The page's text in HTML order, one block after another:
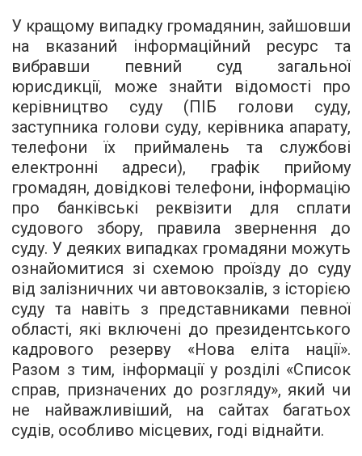
У кращому випадку громадянин, зайшовши
на вказаний інформаційний ресурс та
вибравши певний суд загальної
юрисдикції, може знайти відомості про
керівництво суду (ПІБ голови суду,
заступника голови суду, керівника апарату,
телефони їх приймалень та службові
електронні адреси), графік прийому
громадян, довідкові телефони, інформацію
про банківські реквізити для сплати
судового збору, правила звернення до
суду. У деяких випадках громадяни можуть
ознайомитися зі схемою проїзду до суду
від залізничних чи автовокзалів, з історією
суду та навіть з представниками певної
області, які включені до президентського
кадрового резерву «Нова еліта нації».
Разом з тим, інформації у розділі «Список
справ, призначених до розгляду», який чи
не найважливіший, на сайтах багатьох
судів, особливо місцевих, годі віднайти.